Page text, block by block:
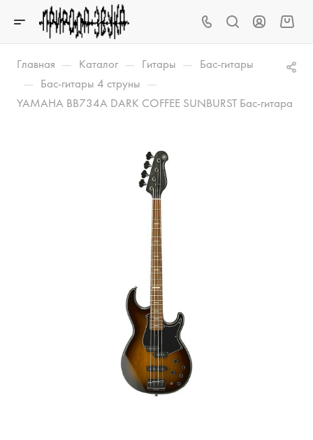
Главная — Каталог — Гитары — Бас-гитары
— Бас-гитары 4 струны —
YAMAHA BB734A DARK COFFEE SUNBURST Бас-гитара